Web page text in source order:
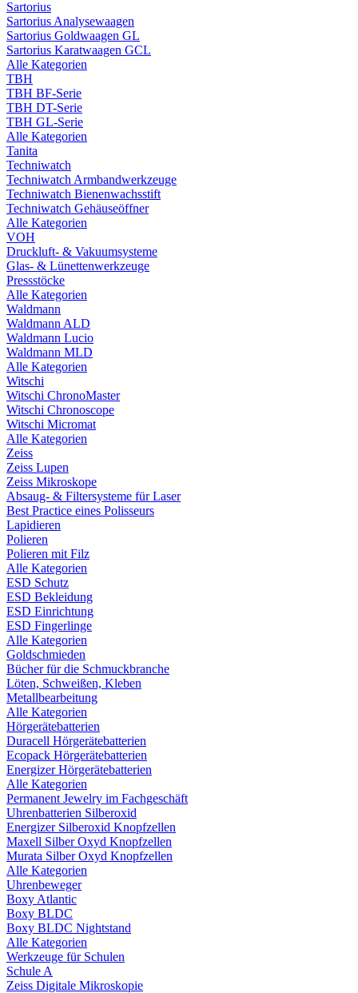
Sartorius
Sartorius Analysewaagen
Sartorius Goldwaagen GL
Sartorius Karatwaagen GCL
Alle Kategorien
TBH
TBH BF-Serie
TBH DT-Serie
TBH GL-Serie
Alle Kategorien
Tanita
Techniwatch
Techniwatch Armbandwerkzeuge
Techniwatch Bienenwachsstift
Techniwatch Gehäuseöffner
Alle Kategorien
VOH
Druckluft- & Vakuumsysteme
Glas- & Lünettenwerkzeuge
Pressstöcke
Alle Kategorien
Waldmann
Waldmann ALD
Waldmann Lucio
Waldmann MLD
Alle Kategorien
Witschi
Witschi ChronoMaster
Witschi Chronoscope
Witschi Micromat
Alle Kategorien
Zeiss
Zeiss Lupen
Zeiss Mikroskope
Absaug- & Filtersysteme für Laser
Best Practice eines Polisseurs
Lapidieren
Polieren
Polieren mit Filz
Alle Kategorien
ESD Schutz
ESD Bekleidung
ESD Einrichtung
ESD Fingerlinge
Alle Kategorien
Goldschmieden
Bücher für die Schmuckbranche
Löten, Schweißen, Kleben
Metallbearbeitung
Alle Kategorien
Hörgerätebatterien
Duracell Hörgerätebatterien
Ecopack Hörgerätebatterien
Energizer Hörgerätebatterien
Alle Kategorien
Permanent Jewelry im Fachgeschäft
Uhrenbatterien Silberoxid
Energizer Silberoxid Knopfzellen
Maxell Silber Oxyd Knopfzellen
Murata Silber Oxyd Knopfzellen
Alle Kategorien
Uhrenbeweger
Boxy Atlantic
Boxy BLDC
Boxy BLDC Nightstand
Alle Kategorien
Werkzeuge für Schulen
Schule A
Zeiss Digitale Mikroskopie